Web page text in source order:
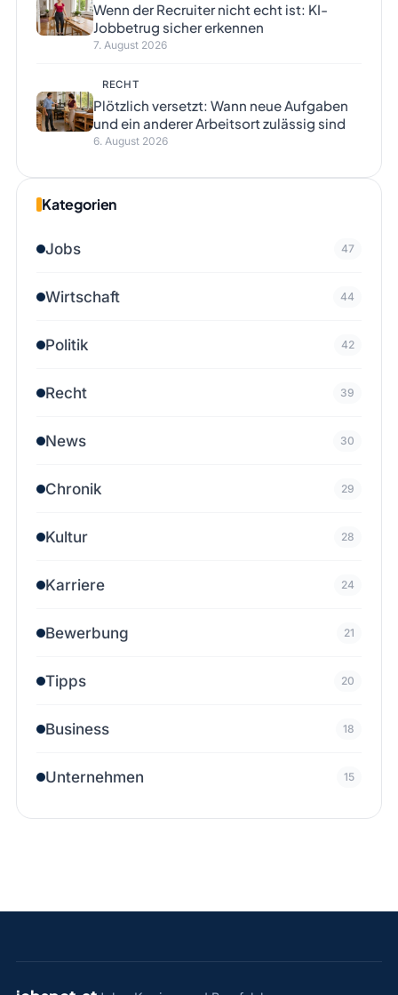
Wenn der Recruiter nicht echt ist: KI-
Jobbetrug sicher erkennen
7. August 2026
RECHT
Plötzlich versetzt: Wann neue Aufgaben
und ein anderer Arbeitsort zulässig sind
6. August 2026
Kategorien
Jobs 47
Wirtschaft 44
Politik 42
Recht 39
News 30
Chronik 29
Kultur 28
Karriere 24
Bewerbung 21
Tipps 20
Business 18
Unternehmen 15